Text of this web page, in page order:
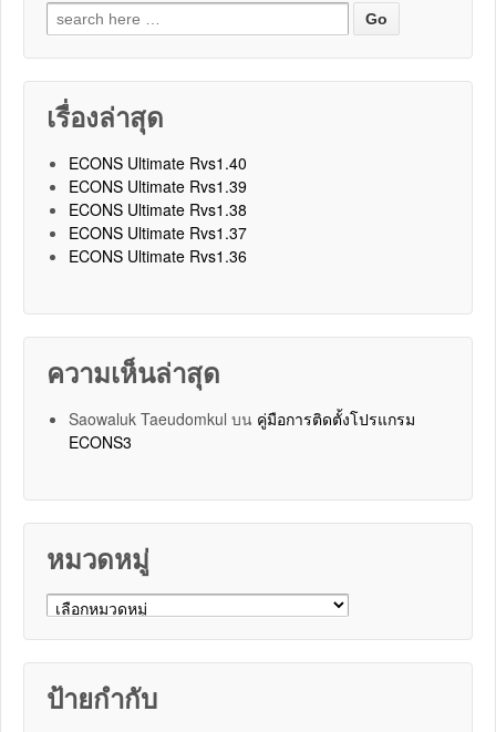
Search for:
เรื่องล่าสุด
ECONS Ultimate Rvs1.40
ECONS Ultimate Rvs1.39
ECONS Ultimate Rvs1.38
ECONS Ultimate Rvs1.37
ECONS Ultimate Rvs1.36
ความเห็นล่าสุด
Saowaluk Taeudomkul บน คู่มือการติดตั้งโปรแกรม
ECONS3
หมวดหมู่
หมวดหมู่
ป้ายกำกับ